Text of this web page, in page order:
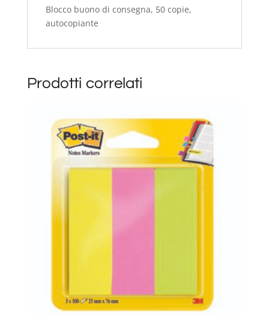
Blocco buono di consegna, 50 copie,
autocopiante
Prodotti correlati